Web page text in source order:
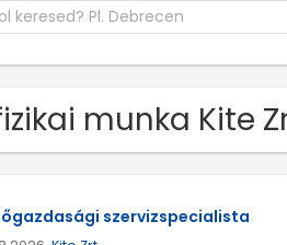
munka Kite
szervizspecialista